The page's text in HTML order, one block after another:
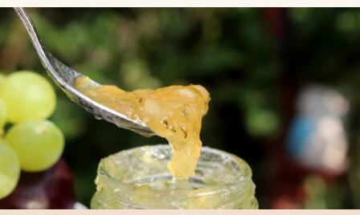
Espiritualidad
Mediakit
abre en nueva pestaña
México